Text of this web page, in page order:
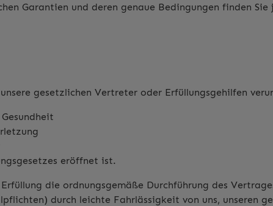
Garantien und deren genaue Bedingungen finden
gesetzlichen Vertreter oder Erfüllungsgehilfen
eröffnet ist.
die ordnungsgemäße Durchführung des
durch leichte Fahrlässigkeit von uns, unseren